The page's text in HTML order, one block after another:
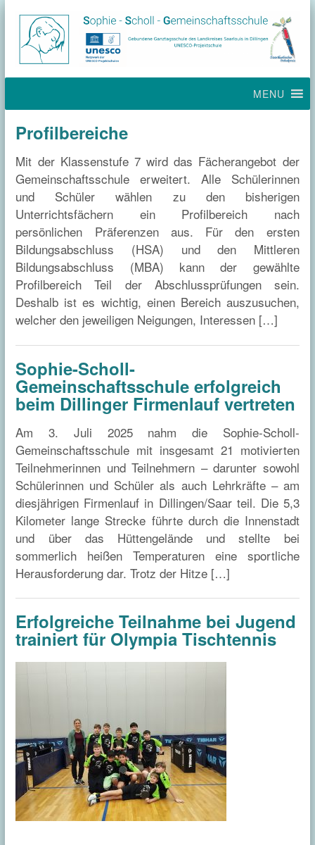
MENU
Profilbereiche
Mit der Klassenstufe 7 wird das Fächerangebot der
Gemeinschaftsschule erweitert. Alle Schülerinnen
und Schüler wählen zu den bisherigen
Unterrichtsfächern ein Profilbereich nach
persönlichen Präferenzen aus. Für den ersten
Bildungsabschluss (HSA) und den Mittleren
Bildungsabschluss (MBA) kann der gewählte
Profilbereich Teil der Abschlussprüfungen sein.
Deshalb ist es wichtig, einen Bereich auszusuchen,
welcher den jeweiligen Neigungen, Interessen […]
Sophie-Scholl-
Gemeinschaftsschule erfolgreich
beim Dillinger Firmenlauf vertreten
Am 3. Juli 2025 nahm die Sophie-Scholl-
Gemeinschaftsschule mit insgesamt 21 motivierten
Teilnehmerinnen und Teilnehmern – darunter sowohl
Schülerinnen und Schüler als auch Lehrkräfte – am
diesjährigen Firmenlauf in Dillingen/Saar teil. Die 5,3
Kilometer lange Strecke führte durch die Innenstadt
und über das Hüttengelände und stellte bei
sommerlich heißen Temperaturen eine sportliche
Herausforderung dar. Trotz der Hitze […]
Erfolgreiche Teilnahme bei Jugend
trainiert für Olympia Tischtennis